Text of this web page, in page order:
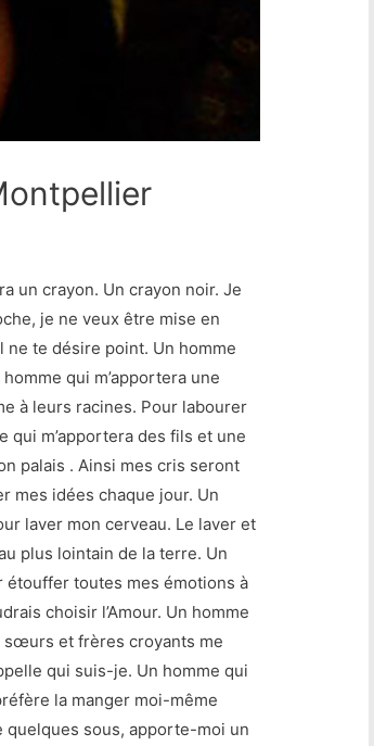
un crayon. Un crayon noir. Je
je ne veux être mise en
te désire point. Un homme
qui m’apportera une
à leurs racines. Pour labourer
qui m’apportera des fils et une
palais . Ainsi mes cris seront
mes idées chaque jour. Un
laver mon cerveau. Le laver et
plus lointain de la terre. Un
étouffer toutes mes émotions à
choisir l’Amour. Un homme
sœurs et frères croyants me
qui suis-je. Un homme qui
la manger moi-même
quelques sous, apporte-moi un